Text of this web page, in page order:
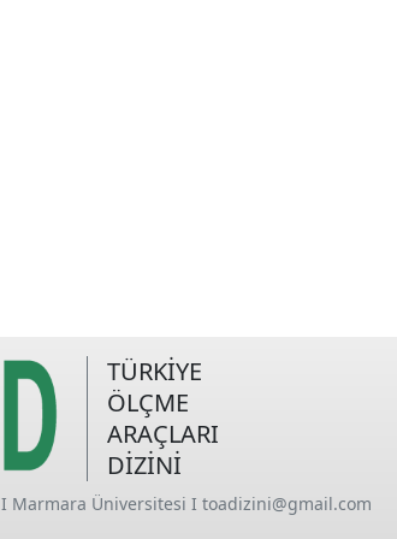
TÜRKİYE
ÖLÇME
ARAÇLARI
DİZİNİ
I Marmara Üniversitesi I toadizini@gmail.com